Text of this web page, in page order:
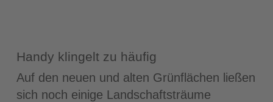
Handy klingelt zu häufig
Auf den neuen und alten Grünflächen ließen
sich noch einige Landschaftsträume